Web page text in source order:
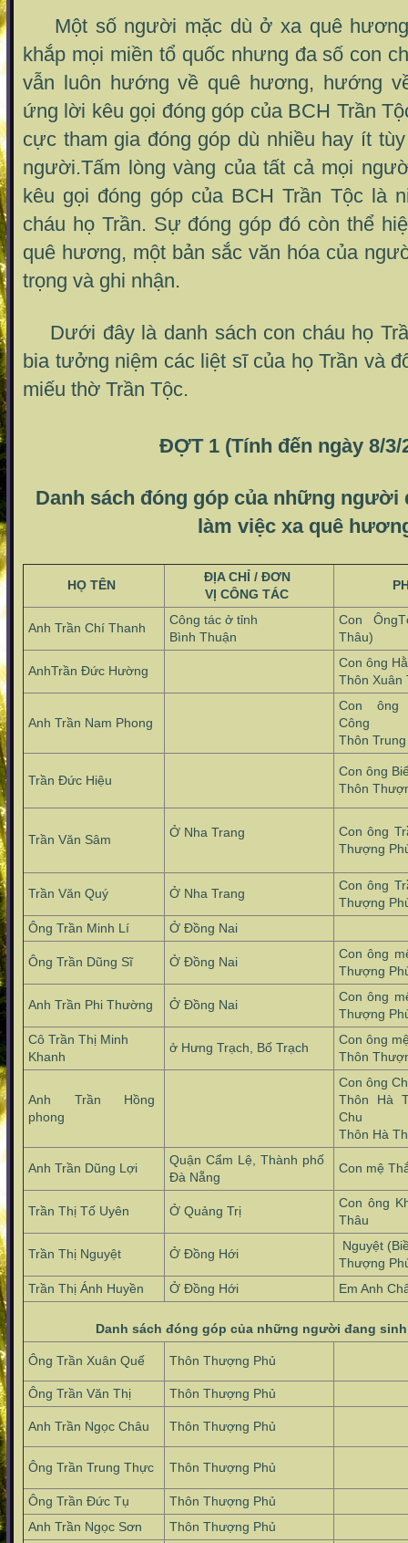
Một số người mặc dù ở xa quê
khắp mọi miền tổ quốc nhưng đa số con
vẫn luôn hướng về quê hương, hướng
ứng lời kêu gọi đóng góp của BCH Trần
cực tham gia đóng góp dù nhiều hay ít
người.Tấm lòng vàng của tất cả mọi
kêu gọi đóng góp của BCH Trần Tộc là
cháu họ Trần. Sự đóng góp đó còn thể
quê hương, một bản sắc văn hóa của
trọng và ghi nhận.
Dưới đây là danh sách con cháu họ
bia tưởng niệm các liệt sĩ của họ Trần và
miếu thờ Trần Tộc.
ĐỢT 1 (Tính đến ngày 8/3/
Danh sách đóng góp của những người
làm việc xa quê
HỌ TÊN
ĐỊA CHỈ / ĐƠN
VỊ CÔNG TÁC
Anh Trần Chí Thanh
Công tác ở tỉnh
Bình Thuận
Con
Thâu)
AnhTrần Đức Hường
Con ông
Thôn Xuân
Anh Trần Nam Phong
Con ông
Công
Thôn
Trần Đức Hiệu
Con ông
Thôn
Trần Văn Sâm Ở Nha Trang
Con ông
Thượng
Trần Văn Quý Ở Nha Trang
Con ông
Thượng
Ông Trần Minh Lí
Ở Đồng Nai
Ông Trần Dũng Sĩ Ở Đồng Nai
Con ông
Thượng
Anh Trần Phi Thường Ở Đồng Nai
Con ông
Thượng
Cô Trần Thị Minh
Khanh
ở Hưng Trạch, Bố Trạch
Con ông
Thôn
Anh Trần Hồng
phong
Con ông
Thôn Hà
Chu
Thôn Hà
Anh Trần Dũng Lợi
Quận Cẩm Lệ, Thành phố
Đà Nẵng
Con mệ
Trần Thị Tố Uyên Ở Quảng Trị
Con ông
Thâu
Trần Thị Nguyệt Ở Đồng Hới
Nguyệt
Thượng
Trần Thị Ánh Huyền
Ở Đồng Hới Em Anh
Danh sách đóng góp của những người đang
Ông Trần Xuân Quế Thôn Thượng Phủ
Ông Trần Văn Thị Thôn Thượng Phủ
Anh Trần Ngọc Châu Thôn Thượng Phủ
Ông Trần Trung Thực Thôn Thượng Phủ
Ông Trần Đức Tụ
Thôn Thượng Phủ
Anh Trần Ngọc Sơn
Thôn Thượng Phủ